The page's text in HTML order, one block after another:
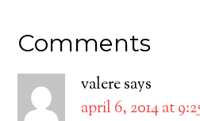
Comments
valeresays
april 6, 2014 at